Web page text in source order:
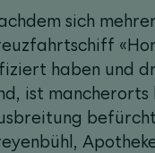
sich
haben und
ist